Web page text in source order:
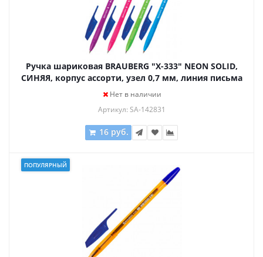
Ручка шариковая BRAUBERG "X-333" NEON SOLID,
СИНЯЯ, корпус ассорти, узел 0,7 мм, линия письма
0,35 мм, 142831
Нет в наличии
Артикул: SA-142831
16 руб.
ПОПУЛЯРНЫЙ